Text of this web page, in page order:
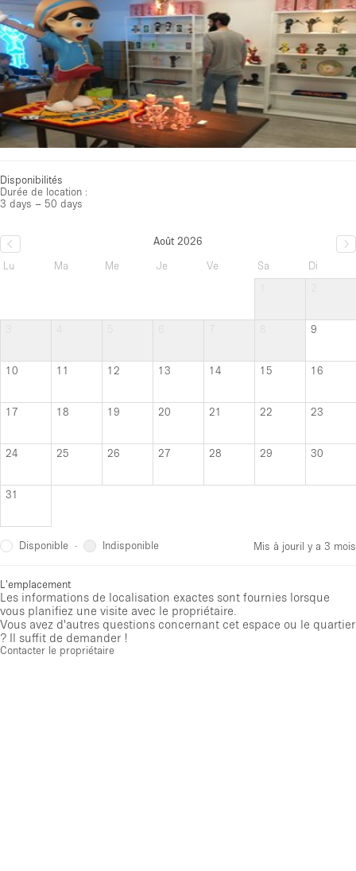
Disponibilités
Durée de location :
3 days – 50 days
Août 2026
Lu
Ma Me Je Ve Sa
Di
9
10 11 12 13 14 15 16
17 18 19 20 21 22 23
24 25 26 27 28 29 30
31
Disponible · Indisponible Mis à jouril y a 3 mois
L'emplacement
Les informations de localisation exactes sont fournies lorsque
vous planifiez une visite avec le propriétaire.
Vous avez d'autres questions concernant cet espace ou le quartier
? Il suffit de demander !
Contacter le propriétaire